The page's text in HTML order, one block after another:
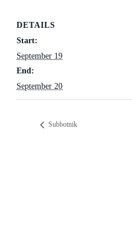
DETAILS
Start:
September 19
End:
September 20
Subbotnik